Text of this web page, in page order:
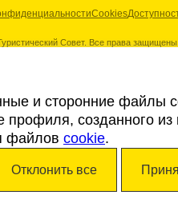
Cookies
Совет. Все права защищены.
и сторонние файлы
профиля, созданного
файлов cookie.
Отклонить все